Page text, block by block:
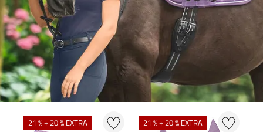
21 % + 20 % EXTRA 21 % + 20 % EXTRA